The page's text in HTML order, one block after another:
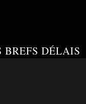
BREFS DÉLAIS